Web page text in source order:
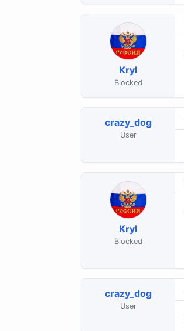
Kryl
Blocked
crazy_dog
User
Kryl
Blocked
crazy_dog
User